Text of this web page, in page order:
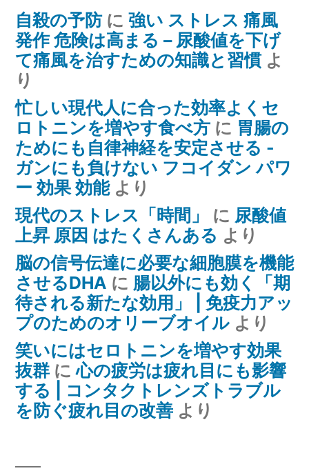
自殺の予防に 強い ストレス 痛風
発作 危険は高まる – 尿酸値を下げ
て痛風を治すための知識と習慣よ
り
忙しい現代人に合った効率よくセ
ロトニンを増やす食べ方 に 胃腸の
ためにも自律神経を安定させる -
ガンにも負けない フコイダン パワ
ー 効果 効能より
現代のストレス「時間」
に 尿酸値
上昇 原因 はたくさんある より
脳の信号伝達に必要な細胞膜を機能
させるDHA に 腸以外にも効く「期
待される新たな効用」 | 免疫力アッ
プのためのオリーブオイル より
笑いにはセロトニンを増やす効果
抜群 に心の疲労は疲れ目にも影響
する | コンタクトレンズトラブル
を防ぐ疲れ目の改善 より